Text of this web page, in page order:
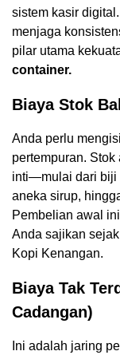
sistem kasir
menjaga
pilar utama
container.
Biaya Stok
Anda perlu
pertempuran.
inti—mulai dari biji
aneka sirup,
Pembelian awal
Anda sajikan
Kopi Kenangan.
Biaya Tak
Cadangan)
Ini adalah jaring